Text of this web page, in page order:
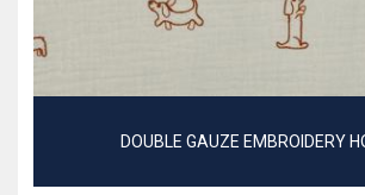
DOUBLE GAUZE EMBROIDERY